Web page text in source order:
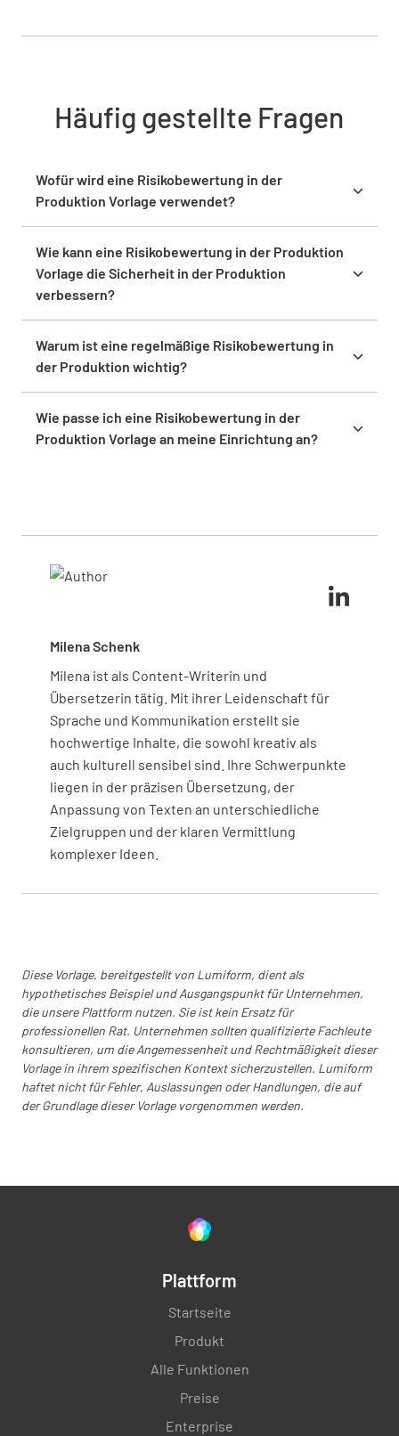
Häufig gestellte Fragen
Wofür wird eine Risikobewertung in der
Produktion Vorlage verwendet?
Produktionsprozessen zu identifizieren und zu
bewerten. Sie hilft dir, Risiken systematisch zu
implementieren, um Sicherheit und betriebliche
Effizienz zu verbessern.
Wie kann eine Risikobewertung in der Produktion
Vorlage die Sicherheit in der Produktion
verbessern?
Risikobewertung in der Produktion Vorlage,
effektive Sicherheitsmaßnahmen umzusetzen. Sie
angegangen werden, wodurch die
Wahrscheinlichkeit von Unfällen verringert und
Warum ist eine regelmäßige Risikobewertung in
der Produktion wichtig?
Vorschriften anzupassen. Dieser proaktive Ansatz
stellt sicher, dass neue Risiken schnell identifiziert
Wie passe ich eine Risikobewertung in der
Produktion Vorlage an meine Einrichtung an?
umfassendes Risikomanagement sicher und
Milena Schenk
Milena ist als Content-Writerin und
Übersetzerin tätig. Mit ihrer Leidenschaft für
Sprache und Kommunikation erstellt sie
hochwertige Inhalte, die sowohl kreativ als
auch kulturell sensibel sind. Ihre Schwerpunkte
liegen in der präzisen Übersetzung, der
Anpassung von Texten an unterschiedliche
Zielgruppen und der klaren Vermittlung
komplexer Ideen.
Diese Vorlage, bereitgestellt von Lumiform, dient als
hypothetisches Beispiel und Ausgangspunkt für Unternehmen,
die unsere Plattform nutzen. Sie ist kein Ersatz für
professionellen Rat. Unternehmen sollten qualifizierte Fachleute
konsultieren, um die Angemessenheit und Rechtmäßigkeit dieser
Vorlage in ihrem spezifischen Kontext sicherzustellen. Lumiform
haftet nicht für Fehler, Auslassungen oder Handlungen, die auf
der Grundlage dieser Vorlage vorgenommen werden.
Plattform
Startseite
Produkt
Alle Funktionen
Preise
Enterprise